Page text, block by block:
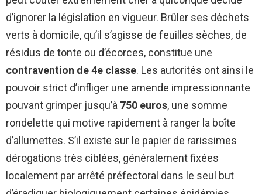
d’ignorer la législation en vigueur. Brûler ses déchets
verts à domicile, qu’il s’agisse de feuilles sèches, de
résidus de tonte ou d’écorces, constitue une
contravention de 4e classe. Les autorités ont ainsi le
pouvoir strict d’infliger une amende impressionnante
pouvant grimper jusqu’à 750 euros, une somme
rondelette qui motive rapidement à ranger la boîte
d’allumettes. S’il existe sur le papier de rarissimes
dérogations très ciblées, généralement fixées
localement par arrêté préfectoral dans le seul but